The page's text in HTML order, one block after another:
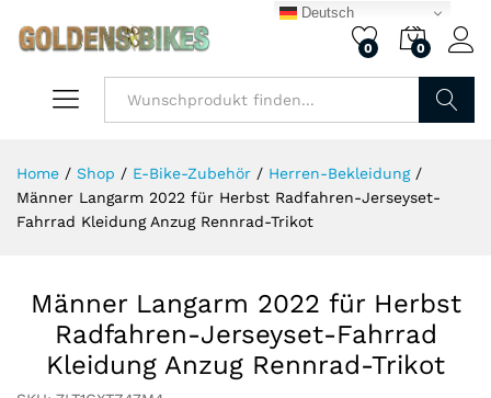
0 0
Home / Shop / E-Bike-Zubehör / Herren-Bekleidung /
Männer Langarm 2022 für Herbst Radfahren-Jerseyset-
Fahrrad Kleidung Anzug Rennrad-Trikot
Männer Langarm 2022 für Herbst
Radfahren-Jerseyset-Fahrrad
Kleidung Anzug Rennrad-Trikot
Deutsch